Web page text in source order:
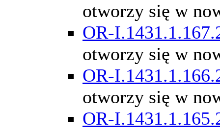
otworzy się w
OR-
otworzy się w
OR-
otworzy się w
OR-